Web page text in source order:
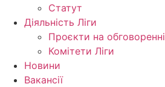
Статут
Діяльність Ліги
Проєкти на обговоренні
Комітети Ліги
Новини
Вакансії